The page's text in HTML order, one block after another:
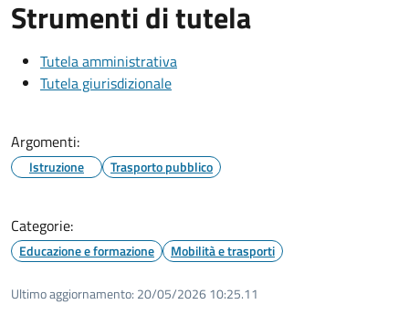
Strumenti di tutela
Tutela amministrativa
Tutela giurisdizionale
Argomenti:
Istruzione Trasporto pubblico
Categorie:
Educazione e formazione Mobilità e trasporti
Ultimo aggiornamento: 20/05/2026 10:25.11